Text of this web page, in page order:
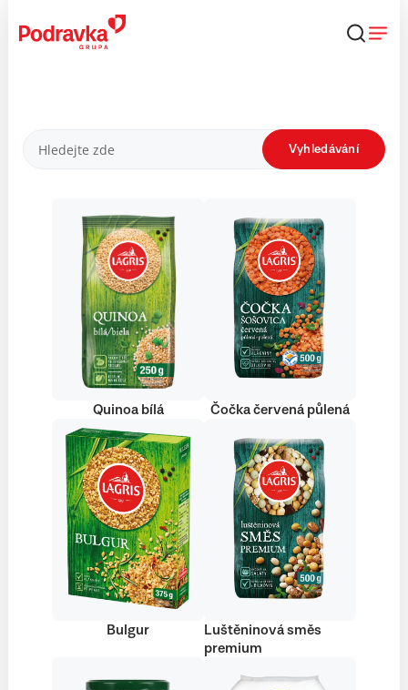
obsahu
Produkty Vyhledávání
Quinoa bílá Čočka červená půlená
Bulgur
Luštěninová směs
premium